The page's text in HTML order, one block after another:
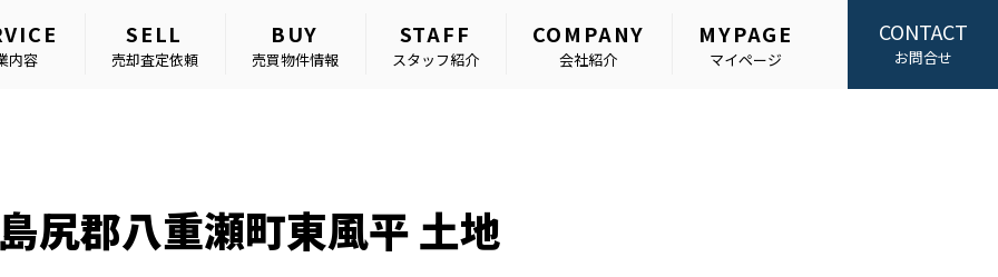
内容
SELL
売却査定依頼
BUY
売買物件情報
STAFF
スタッフ紹介
COMPANY
会社紹介
MYPAGE
マイページ
CONTACT
お問合せ
尻郡八重瀬町東風平 土地